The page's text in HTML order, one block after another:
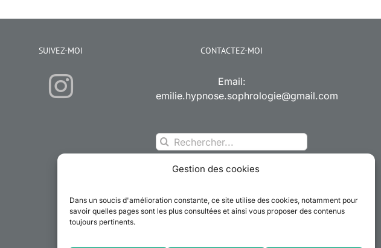
Gestion des cookies
Dans un soucis d'amélioration constante, ce site utilise des cookies, notamment pour
savoir quelles pages sont les plus consultées et ainsi vous proposer des contenus
toujours pertinents.
SUIVEZ-MOI CONTACTEZ-MOI
Email:
emilie.hypnose.sophrologie@gmail.com
Rechercher: